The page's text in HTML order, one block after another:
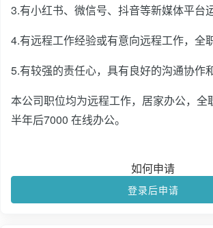
3.有小红书、微信号、抖音等新媒体平台
4.有远程工作经验或有意向远程工作，全
5.有较强的责任心，具有良好的沟通协作
本公司职位均为远程工作，居家办公，全
半年后7000 在线办公。
如何申请
登录后申请